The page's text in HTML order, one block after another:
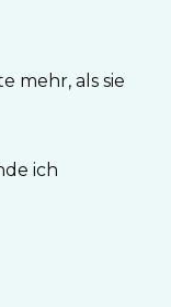
mehr, als sie
ich